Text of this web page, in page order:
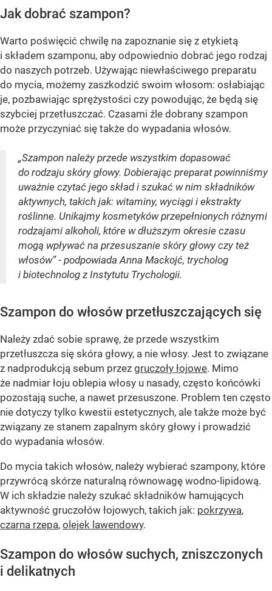
Jak dobrać szampon?
Warto poświęcić chwilę na zapoznanie się z etykietą
i składem szamponu, aby odpowiednio dobrać jego rodzaj
do naszych potrzeb. Używając niewłaściwego preparatu
do mycia, możemy zaszkodzić swoim włosom: osłabiając
je, pozbawiając sprężystości czy powodując, że będą się
szybciej przetłuszczać. Czasami źle dobrany szampon
może przyczyniać się także do wypadania włosów.
„Szampon należy przede wszystkim dopasować
do rodzaju skóry głowy. Dobierając preparat powinniśmy
uważnie czytać jego skład i szukać w nim składników
aktywnych, takich jak: witaminy, wyciągi i ekstrakty
roślinne. Unikajmy kosmetyków przepełnionych różnymi
rodzajami alkoholi, które w dłuższym okresie czasu
mogą wpływać na przesuszanie skóry głowy czy też
włosów” - podpowiada Anna Mackojć, trycholog
i biotechnolog z Instytutu Trychologii.
Szampon do włosów przetłuszczających się
Należy zdać sobie sprawę, że przede wszystkim
przetłuszcza się skóra głowy, a nie włosy. Jest to związane
z nadprodukcją sebum przez gruczoły łojowe. Mimo
że nadmiar łoju oblepia włosy u nasady, często końcówki
pozostają suche, a nawet przesuszone. Problem ten często
nie dotyczy tylko kwestii estetycznych, ale także może być
związany ze stanem zapalnym skóry głowy i prowadzić
do wypadania włosów.
Do mycia takich włosów, należy wybierać szampony, które
przywrócą skórze naturalną równowagę wodno-lipidową.
W ich składzie należy szukać składników hamujących
aktywność gruczołów łojowych, takich jak: pokrzywa,
czarna rzepa, olejek lawendowy.
Szampon do włosów suchych, zniszczonych
i delikatnych